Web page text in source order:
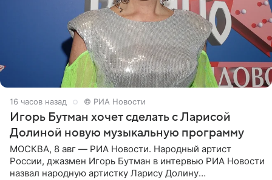
16 часов назад © РИА Новости
Игорь Бутман хочет сделать с Ларисой
Долиной новую музыкальную программу
МОСКВА, 8 авг — РИА Новости. Народный артист
России, джазмен Игорь Бутман в интервью РИА Новости
назвал народную артистку Ларису Долину